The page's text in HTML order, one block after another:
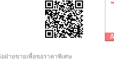
ายขายเพื่อขอราคาพิเศษ